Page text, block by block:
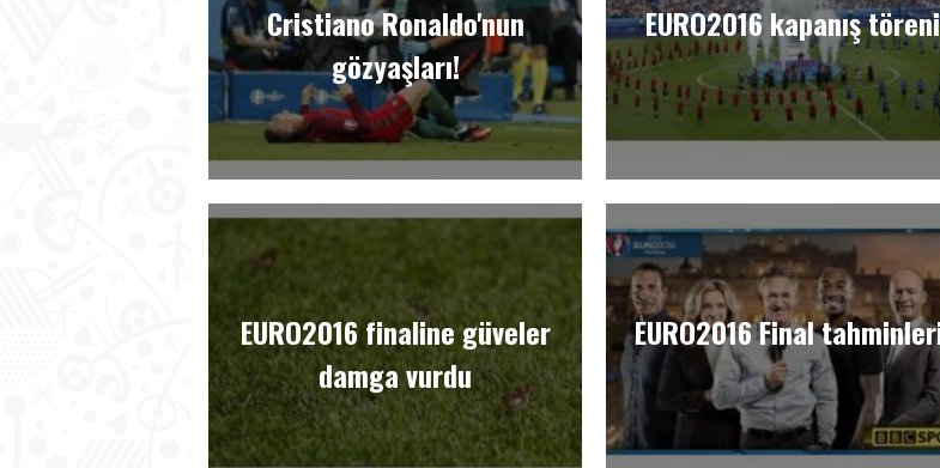
Cristiano Ronaldo'nun
gözyaşları!
EURO2016 kapanış töreni
EURO2016 finaline güveler
damga vurdu
EURO2016 Final